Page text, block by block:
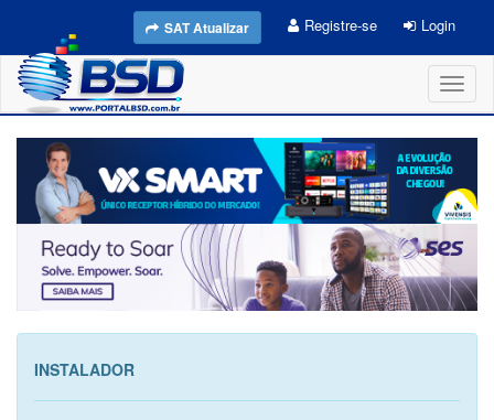
SAT Atualizar Registre-se Login
INSTALADOR